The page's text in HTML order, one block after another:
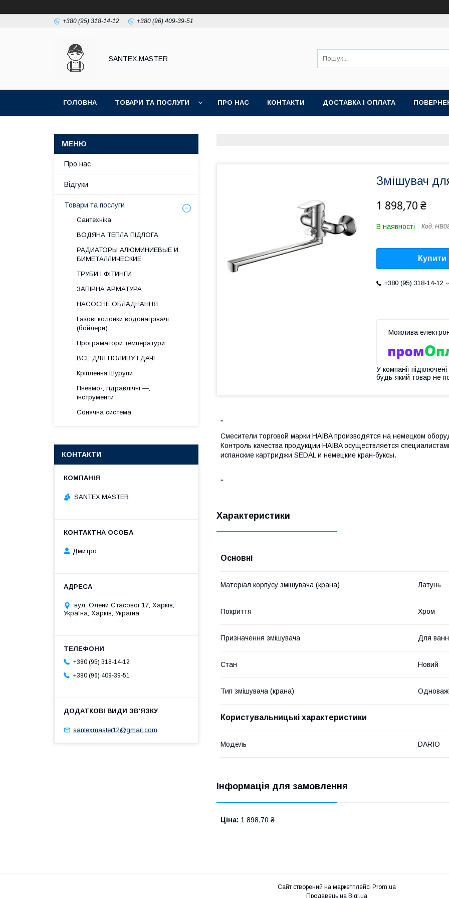
+380 (95) 318-14-12 +380 (96) 409-39-51
SANTEX.MASTER
ГОЛОВНА ТОВАРИ ТА ПОСЛУГИ ПРО НАС КОНТАКТИ ДОСТАВКА І ОПЛАТА
Змішувач
1 898,70 ₴
В наявності Код:
Купити
+380 (95) 318-14-12
У компанії
будь-який товар не
"
Смесители торговой марки HAIBA производятся на немецком
Контроль качества продукции HAIBA осуществляется
испанские картриджи SEDAL и немецкие кран-буксы.
"
Характеристики
Основні
Матеріал корпусу змішувача (крана) Латунь
Покриття Хром
Призначення змішувача Для
Стан Новий
Тип змішувача (крана)
Користувальницькі характеристики
Мoдель DARIO
Інформація для замовлення
Ціна: 1 898,70 ₴
Про нас
Відгуки
Товари та послуги
Сантехніка
ВОДЯНА ТЕПЛА ПІДЛОГА
РАДИАТОРЫ АЛЮМИНИЕВЫЕ И
БИМЕТАЛЛИЧЕСКИЕ
ТРУБИ І ФІТИНГИ
ЗАПІРНА АРМАТУРА
НАСОСНЕ ОБЛАДНАННЯ
Газові колонки водонагрівачі
(бойлери)
Програматори температури
ВСЕ ДЛЯ ПОЛИВУ І ДАЧІ
Кріплення Шурупи
Пневмо-, гідравлічні —,
інструменти
Сонячна система
КОНТАКТИ
SANTEX.MASTER
Дмитро
вул. Олени Стасової 17, Харків,
Україна, Харків, Україна
+380 (95) 318-14-12
+380 (96) 409-39-51
santexmaster12@gmail.com
Сайт створений на маркетплейсі Prom.ua
Продавець на Bigl.ua